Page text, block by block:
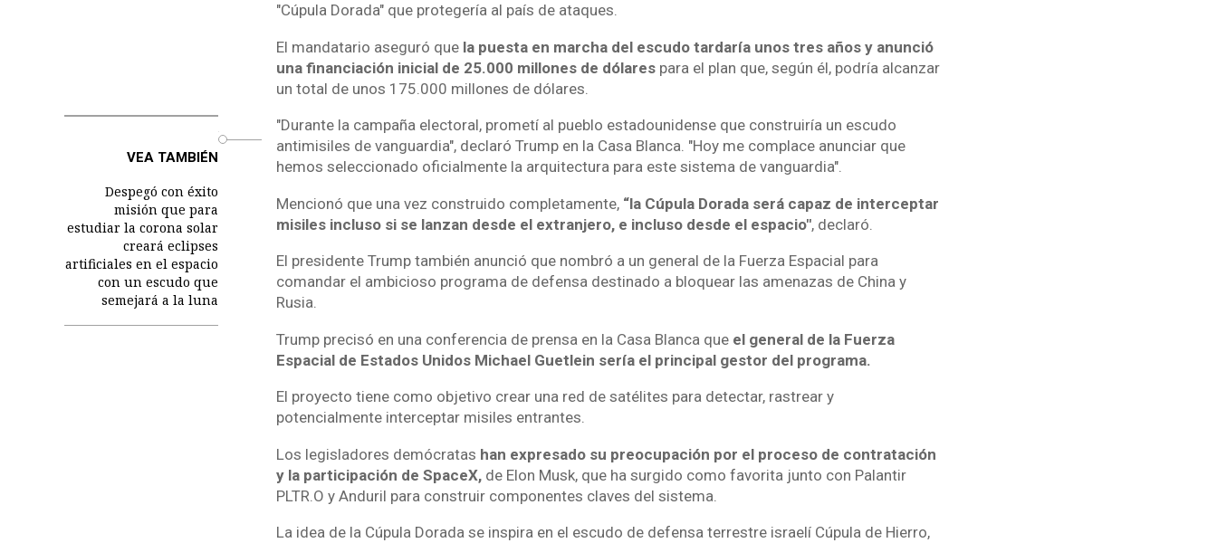
"Cúpula Dorada" que protegería al país de ataques.
El mandatario aseguró que la puesta en marcha del escudo tardaría unos tres años y anunció
una financiación inicial de 25.000 millones de dólarespara el plan que, según él, podría alcanzar
un total de unos 175.000 millones de dólares.
VEA TAMBIÉN
Despegó con éxito
misión que para
estudiar la corona solar
creará eclipses
artificiales en el espacio
con un escudo que
semejará a la luna
"Durante la campaña electoral, prometí al pueblo estadounidense que construiría un escudo
antimisiles de vanguardia", declaró Trump en la Casa Blanca. "Hoy me complace anunciar que
hemos seleccionado oficialmente la arquitectura para este sistema de vanguardia".
Mencionó que una vez construido completamente, “la Cúpula Dorada será capaz de interceptar
misiles incluso si se lanzan desde el extranjero, e incluso desde el espacio", declaró.
El presidente Trump también anunció que nombró a un general de la Fuerza Espacial para
comandar el ambicioso programa de defensa destinado a bloquear las amenazas de China y
Rusia.
Trump precisó en una conferencia de prensa en la Casa Blanca que el general de la Fuerza
Espacial de Estados Unidos Michael Guetlein sería el principal gestor del programa.
El proyecto tiene como objetivo crear una red de satélites para detectar, rastrear y
potencialmente interceptar misiles entrantes.
Los legisladores demócratas han expresado su preocupación por el proceso de contratación
y la participación de SpaceX,de Elon Musk, que ha surgido como favorita junto con Palantir
PLTR.O y Anduril para construir componentes claves del sistema.
La idea de la Cúpula Dorada se inspira en el escudo de defensa terrestre israelí Cúpula de Hierro,